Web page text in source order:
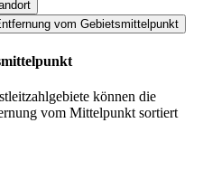
vom Gebietsmittelpunkt
können die
vom Mittelpunkt sortiert